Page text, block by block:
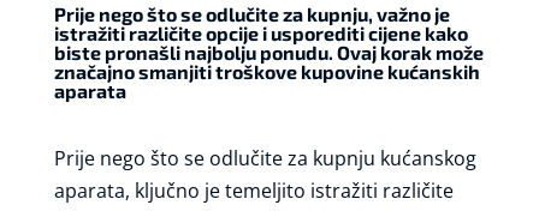
Prije nego što se odlučite za kupnju, važno je
istražiti različite opcije i usporediti cijene kako
biste pronašli najbolju ponudu. Ovaj korak može
značajno smanjiti troškove kupovine kućanskih
aparata
Prije nego što se odlučite za kupnju kućanskog
aparata, ključno je temeljito istražiti različite